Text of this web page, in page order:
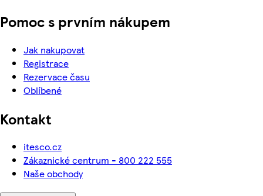
Pomoc s prvním nákupem
Jak nakupovat
Registrace
Rezervace času
Oblíbené
Kontakt
itesco.cz
Zákaznické centrum - 800 222 555
Naše obchody